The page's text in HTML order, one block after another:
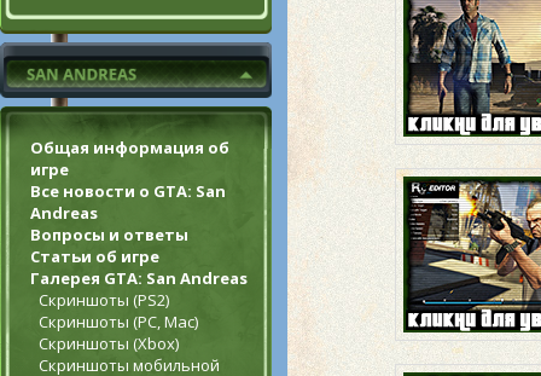
Общая информация об
игре
Все новости о GTA: San
Andreas
Вопросы и ответы
Статьи об игре
Галерея GTA: San Andreas
Скриншоты (PS2)
Скриншоты (PC, Mac)
Скриншоты (Xbox)
Скриншоты мобильной